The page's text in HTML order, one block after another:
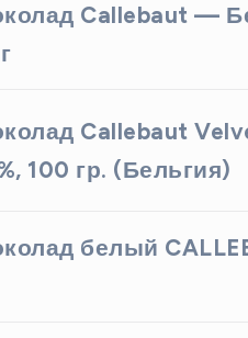
Callebaut —
Callebaut
100 гр. (Бельгия)
белый